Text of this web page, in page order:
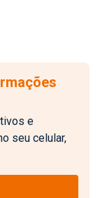
e
seu celular,